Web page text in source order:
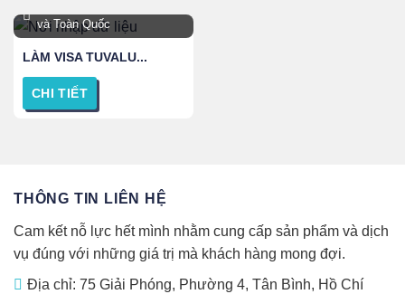
và Toàn Quốc
LÀM VISA TUVALU...
CHI TIẾT
THÔNG TIN LIÊN HỆ
Cam kết nỗ lực hết mình nhằm cung cấp sản phẩm và dịch
vụ đúng với những giá trị mà khách hàng mong đợi.
Địa chỉ: 75 Giải Phóng, Phường 4, Tân Bình, Hồ Chí